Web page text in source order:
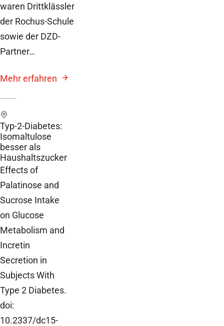
waren Drittklässler
der Rochus-Schule
sowie der DZD-
Partner…
Mehr erfahren
Typ-2-Diabetes:
Isomaltulose
besser als
Haushaltszucker
Effects of
Palatinose and
Sucrose Intake
on Glucose
Metabolism and
Incretin
Secretion in
Subjects With
Type 2 Diabetes.
doi:
10.2337/dc15-